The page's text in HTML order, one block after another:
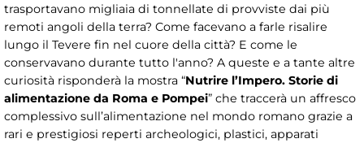
trasportavano migliaia di tonnellate di provviste dai più
remoti angoli della terra? Come facevano a farle risalire
lungo il Tevere fin nel cuore della città? E come le
conservavano durante tutto l'anno? A queste e a tante altre
curiosità risponderà la mostra “Nutrire l’Impero. Storie di
alimentazione da Roma e Pompei” che traccerà un affresco
complessivo sull’alimentazione nel mondo romano grazie a
rari e prestigiosi reperti archeologici, plastici, apparati